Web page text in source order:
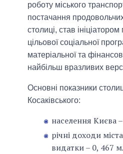
роботу міського
постачання
столиці, став ініціатором
цільової соціальної
матеріальної та
найбільш вразливих
Основні показники
Косаківського:
населення Києва
річні доходи
видатки – 0, 467